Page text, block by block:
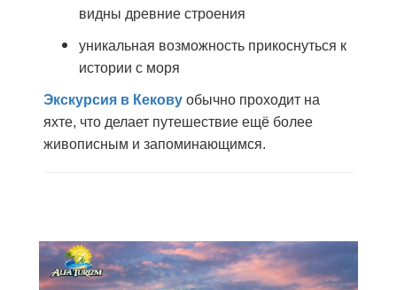
видны древние строения
уникальная возможность прикоснуться к
истории с моря
Экскурсия в Кекову обычно проходит на
яхте, что делает путешествие ещё более
живописным и запоминающимся.